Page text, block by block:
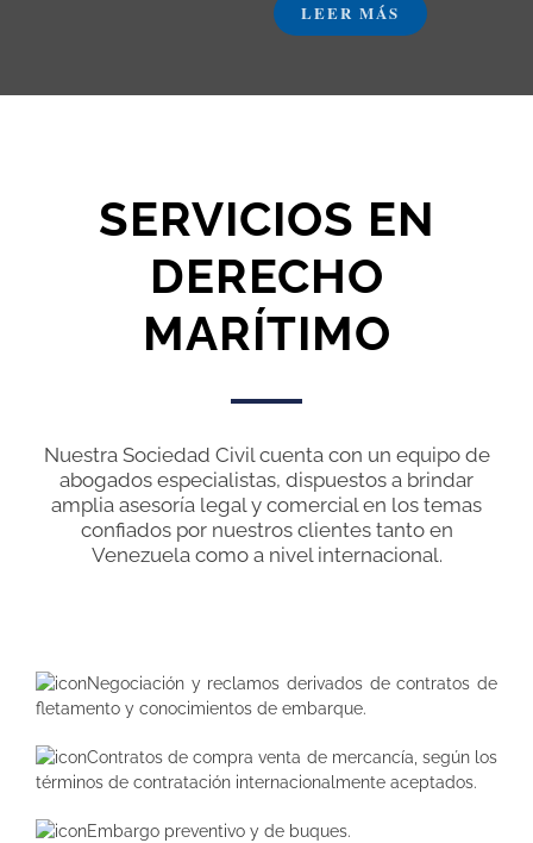
LEER MÁS
SERVICIOS EN
DERECHO
MARÍTIMO
Nuestra Sociedad Civil cuenta con un equipo de
abogados especialistas, dispuestos a brindar
amplia asesoría legal y comercial en los temas
confiados por nuestros clientes tanto en
Venezuela como a nivel internacional.
Negociación y reclamos derivados de contratos de
fletamento y conocimientos de embarque.
Contratos de compra venta de mercancía, según los
términos de contratación internacionalmente aceptados.
Embargo preventivo y de buques.